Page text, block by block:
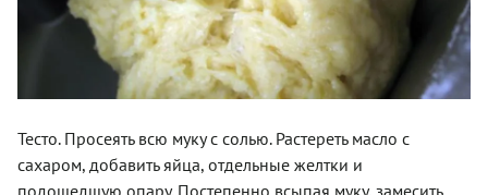
Тесто. Просеять всю муку с солью. Растереть масло с
сахаром, добавить яйца, отдельные желтки и